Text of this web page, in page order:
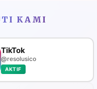
KAMI
TikTok
@resolusico
AKTIF